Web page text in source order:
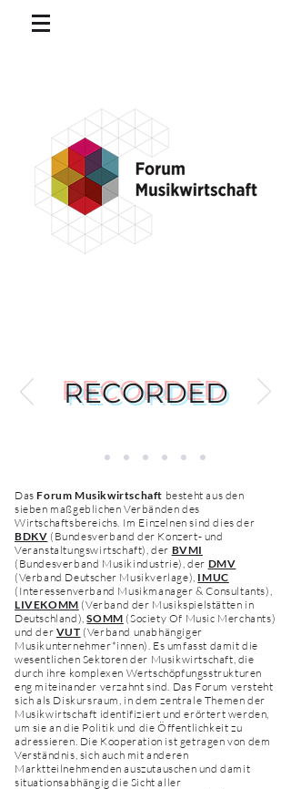
RECORDED
DasForum Musikwirtschaft besteht aus den
sieben maßgeblichen Verbänden des
Wirtschaftsbereichs. Im Einzelnen sind dies der
BDKV (Bundesverband der Konzert- und
Veranstaltungswirtschaft), der BVMI
(Bundesverband Musikindustrie), der DMV
(Verband Deutscher Musikverlage), IMUC
(Interessenverband Musikmanager & Consultants),
LIVEKOMM (Verband der Musikspielstätten in
Deutschland),SOMM (Society Of Music Merchants)
und der VUT (Verband unabhängiger
Musikunternehmer*innen). Es umfasst damit die
wesentlichen Sektoren der Musikwirtschaft, die
durch ihre komplexen Wertschöpfungsstrukturen
eng miteinander verzahnt sind. Das Forum versteht
sich als Diskursraum, in dem zentrale Themen der
Musikwirtschaft identifiziert und erörtert werden,
um sie an die Politik und die Öffentlichkeit zu
adressieren. Die Kooperation ist getragen von dem
Verständnis, sich auch mit anderen
Marktteilnehmenden auszutauschen und damit
situationsabhängig die Sicht aller